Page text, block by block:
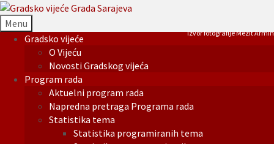
Menu
Gradsko vijeće
O Vijeću
Novosti Gradskog vijeća
Program rada
Aktuelni program rada
Napredna pretraga Programa rada
Statistika tema
Statistika programiranih tema
Izvor fotografije Mezit Armin